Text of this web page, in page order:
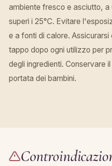
ambiente fresco e asciutto, a
superi i 25°C. Evitare
e a fonti di calore.
tappo dopo ogni utilizzo per
degli ingredienti. Conservare
portata dei bambini.